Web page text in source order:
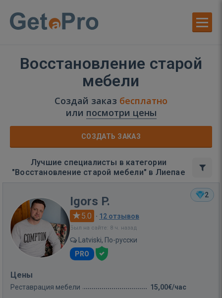
Восстановление старой
мебели
Создай заказ бесплатно
или посмотри цены
СОЗДАТЬ ЗАКАЗ
Лучшие специалисты в категории
"Восстановление старой мебели" в Лиепае
2
Igors P.
5.0 · 12 отзывов
Был на сайте: 8 ч. назад
Latviski, По-русски
PRO
Цены
Реставрация мебели 15,00€/час